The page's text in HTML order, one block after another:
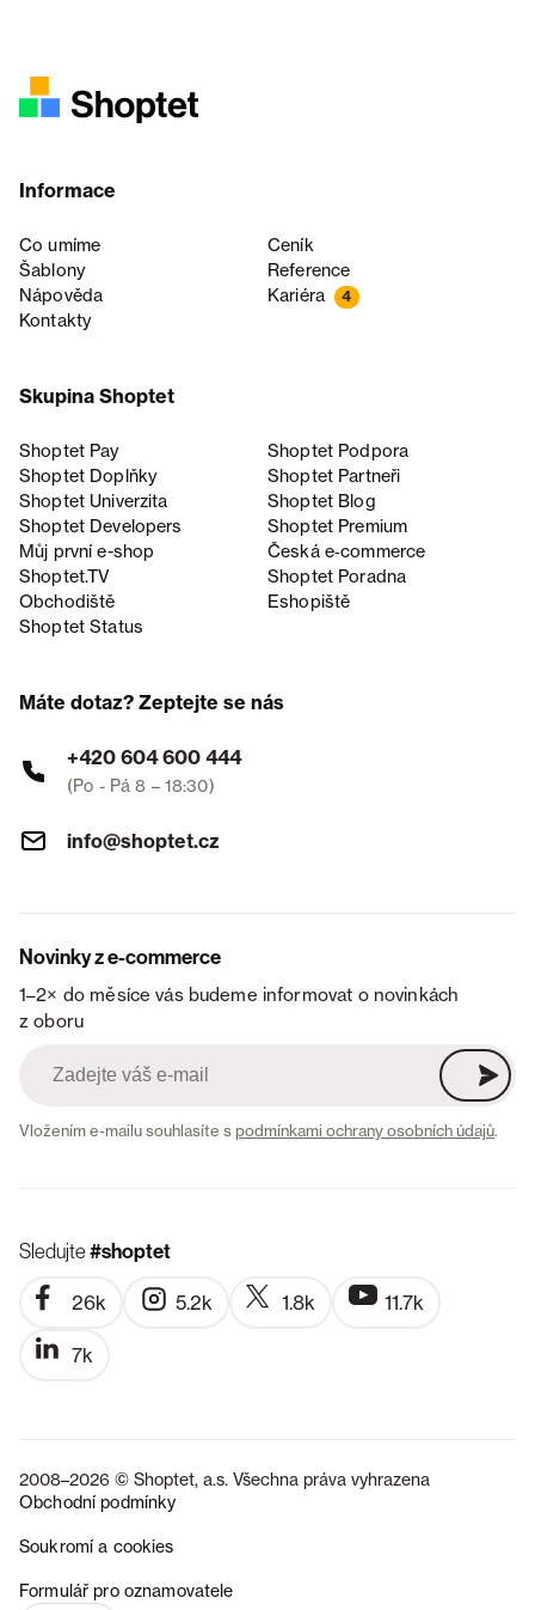
Informace
Co umíme
Ceník
Šablony
Reference
Nápověda
Kariéra 4
Kontakty
Skupina Shoptet
Shoptet Pay
Shoptet Podpora
Shoptet Doplňky
Shoptet Partneři
Shoptet Univerzita
Shoptet Blog
Shoptet Developers
Shoptet Premium
Můj první e-shop
Česká e‑commerce
Shoptet.TV
Shoptet Poradna
Obchodiště
Eshopiště
Shoptet Status
Máte dotaz? Zeptejte se nás
+420 604 600 444
(Po - Pá 8 – 18:30)
info@shoptet.cz
Novinky z e-commerce
1–2× do měsíce vás budeme informovat o novinkách
z oboru
Vložením e-mailu souhlasíte spodmínkami ochrany osobních údajů.
Sledujte#shoptet
26k 5.2k 1.8k 11.7k
7k
2008–2026 © Shoptet, a.s. Všechna práva vyhrazena
Obchodní podmínky
Soukromí a cookies
Formulář pro oznamovatele